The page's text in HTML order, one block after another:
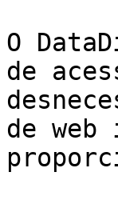
O
de
de